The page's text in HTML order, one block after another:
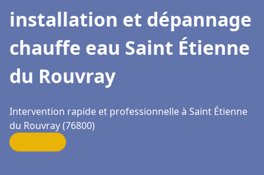
installation et dépannage
chauffe eau Saint Étienne
du Rouvray
Intervention rapide et professionnelle à Saint Étienne
du Rouvray (76800)